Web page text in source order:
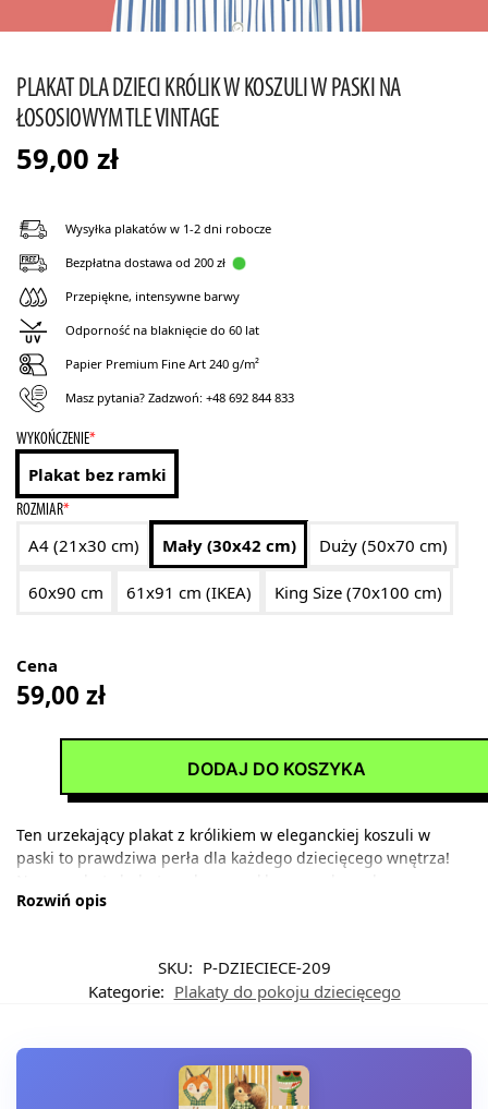
PLAKAT DLA DZIECI KRÓLIK W KOSZULI W PASKI NA
ŁOSOSIOWYM TLE VINTAGE
59,00 zł
Wysyłka plakatów w 1-2 dni robocze
Bezpłatna dostawa od 200 zł
Przepiękne, intensywne barwy
Odporność na blaknięcie do 60 lat
Papier Premium Fine Art 240 g/m²
Masz pytania? Zadzwoń: +48 692 844 833
*
WYKOŃCZENIE
Plakat bez ramki
*
ROZMIAR
A4 (21x30 cm) Mały (30x42 cm) Duży (50x70 cm)
60x90 cm 61x91 cm (IKEA) King Size (70x100 cm)
Cena
59,00 zł
DODAJ DO KOSZYKA
Ten urzekający plakat z królikiem w eleganckiej koszuli w
paski to prawdziwa perła dla każdego dziecięcego wnętrza!
delikatnych niebiesko-białych prążków, emanuje spokojną
Kolorystyka wzoru opiera się na harmonijnej palecie barw,
gdzie dominuje łososiowo-koralowy odcień tła,
Kontrastuje z nim chłodna biel koszuli oraz klasyczny błękit
przypominający kobaltowe tony malarzy renesansowych.
Szarość króliczej sierści nawiązuje do naturalnych odcieni
Rozwiń opis
SKU: P-DZIECIECE-209
Kategorie: Plakaty do pokoju dziecięcego